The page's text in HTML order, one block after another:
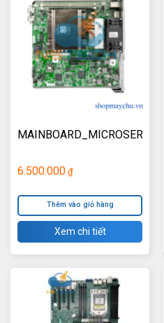
6.500.000 ₫
Thêm vào giỏ hàng
Xem chi tiết